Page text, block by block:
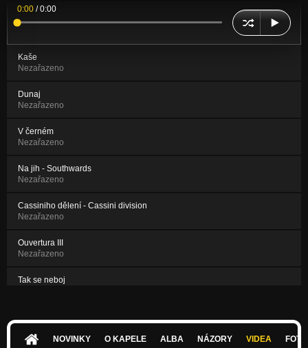
0:00 /0:00
Kaše
Nezařazeno
Dunaj
Nezařazeno
V černém
Nezařazeno
Na jih - Southwards
Nezařazeno
Cassiniho dělení - Cassini division
Nezařazeno
Ouvertura III
Nezařazeno
Tak se neboj
NOVINKY O KAPELE ALBA NÁZORY VIDEA